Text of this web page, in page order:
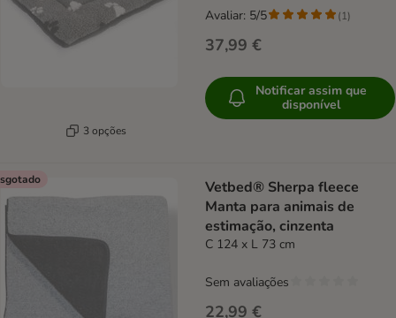
3 opções
37,99 €
Avaliar: 5/5 (1)
Notificar assim que
disponível
Vetbed® Sherpa fleece
Manta para animais de
estimação, cinzenta
C 124 x L 73 cm
22,99 €
Sem avaliações